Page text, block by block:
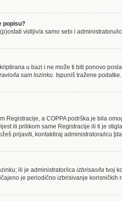
popisu?
vidljiv/a samo sebi i administratoru/
u bazi i ne može ti biti ponovo
la sam lozinku . Ispuniš tražene
Registracije, a COPPA podrška je bila
ili prilikom same Registracije ili ti je
prijaviti, kontaktiraj administratora/icu
ili je administrator/ica izbrisao/la tvoj
je periodično izbrisivanje